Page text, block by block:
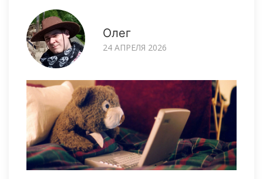
Олег
24 АПРЕЛЯ 2026